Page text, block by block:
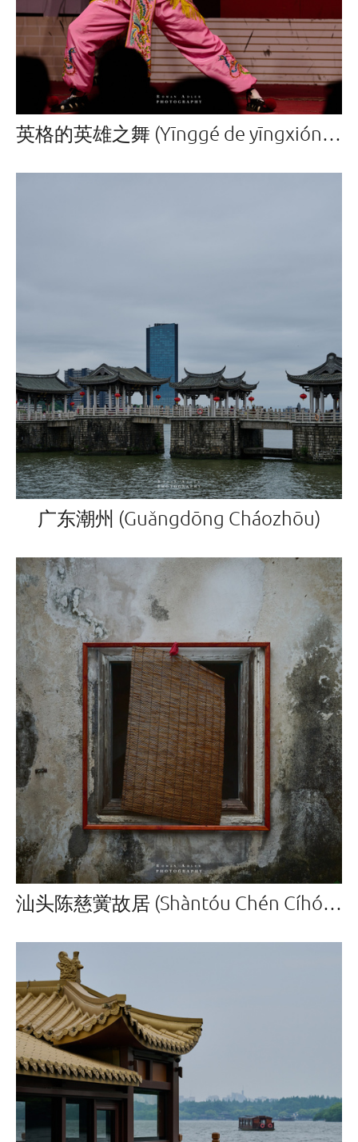
英格的英雄之舞 (Yīnggé de yīngxióng zhī wǔ)
广东潮州 (Guǎngdōng Cháozhōu)
汕头陈慈黉故居 (Shàntóu Chén Cíhóng gùjū)